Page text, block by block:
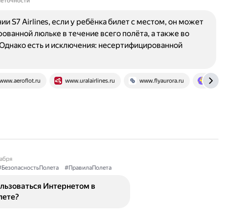
www.uralairlines.ru www.flyaurora.ru travel.yandex.ru
S7 Airlines, если у ребёнка билет с местом, он может
люльке в течение всего полёта, а также во
есть и исключения: несертифицированной
#ПравилаПолета
Интернетом в